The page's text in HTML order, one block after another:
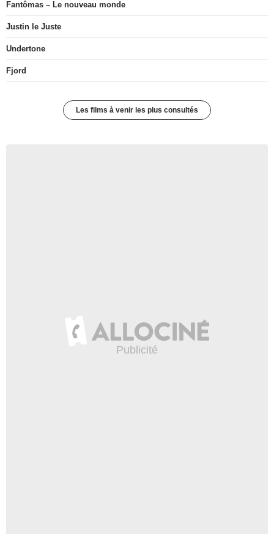
Fantômas – Le nouveau monde
Justin le Juste
Undertone
Fjord
Les films à venir les plus consultés